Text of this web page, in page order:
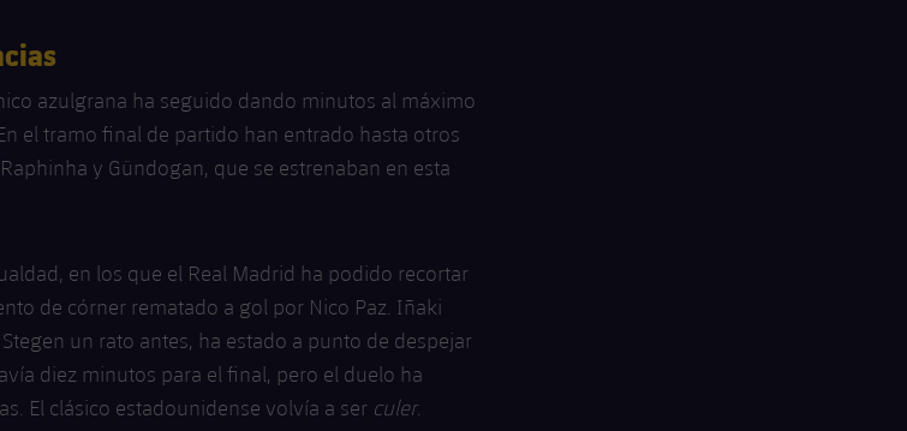
azulgrana ha seguido dando minutos al máximo
el tramo final de partido han entrado hasta otros
y Gündogan, que se estrenaban en esta
en los que el Real Madrid ha podido recortar
de córner rematado a gol por Nico Paz. Iñaki
un rato antes, ha estado a punto de despejar
diez minutos para el final, pero el duelo ha
El clásico estadounidense volvía a ser culer.